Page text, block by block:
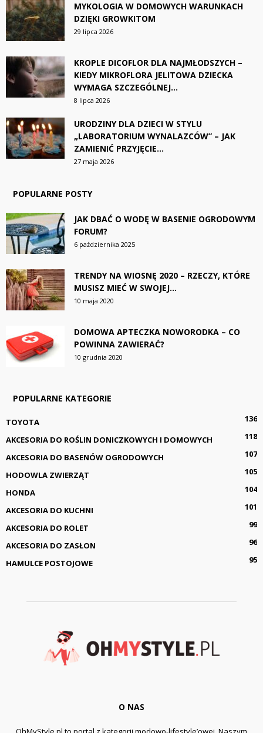
MYKOLOGIA W DOMOWYCH WARUNKACH
DZIĘKI GROWKITOM
29 lipca 2026
KROPLE DICOFLOR DLA NAJMŁODSZYCH –
KIEDY MIKROFLORA JELITOWA DZIECKA
WYMAGA SZCZEGÓLNEJ...
8 lipca 2026
URODZINY DLA DZIECI W STYLU
„LABORATORIUM WYNALAZCÓW” – JAK
ZAMIENIĆ PRZYJĘCIE...
27 maja 2026
POPULARNE POSTY
JAK DBAĆ O WODĘ W BASENIE OGRODOWYM
FORUM?
6 października 2025
TRENDY NA WIOSNĘ 2020 – RZECZY, KTÓRE
MUSISZ MIEĆ W SWOJEJ...
10 maja 2020
DOMOWA APTECZKA NOWORODKA – CO
POWINNA ZAWIERAĆ?
10 grudnia 2020
POPULARNE KATEGORIE
TOYOTA
136
AKCESORIA DO ROŚLIN DONICZKOWYCH I DOMOWYCH
118
AKCESORIA DO BASENÓW OGRODOWYCH
107
HODOWLA ZWIERZĄT
105
HONDA
104
AKCESORIA DO KUCHNI
101
AKCESORIA DO ROLET
99
AKCESORIA DO ZASŁON
96
HAMULCE POSTOJOWE
95
O NAS